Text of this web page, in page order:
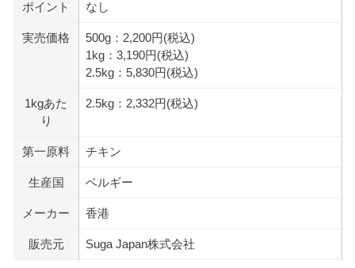
ポイント なし
実売価格
500g：2,200円(税込)
1kg：3,190円(税込)
2.5kg：5,830円(税込)
1kgあた
り
2.5kg：2,332円(税込)
第一原料 チキン
生産国 ベルギー
メーカー 香港
販売元 Suga Japan株式会社